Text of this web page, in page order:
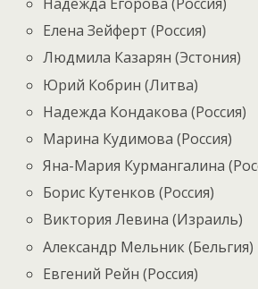
Елена Зейферт (Россия)
Людмила Казарян (Эстония)
Юрий Кобрин (Литва)
Надежда Кондакова (Россия)
Марина Кудимова (Россия)
Яна-Мария Курмангалина
Борис Кутенков (Россия)
Виктория Левина (Израиль)
Александр Мельник (Бельгия)
Евгений Рейн (Россия)